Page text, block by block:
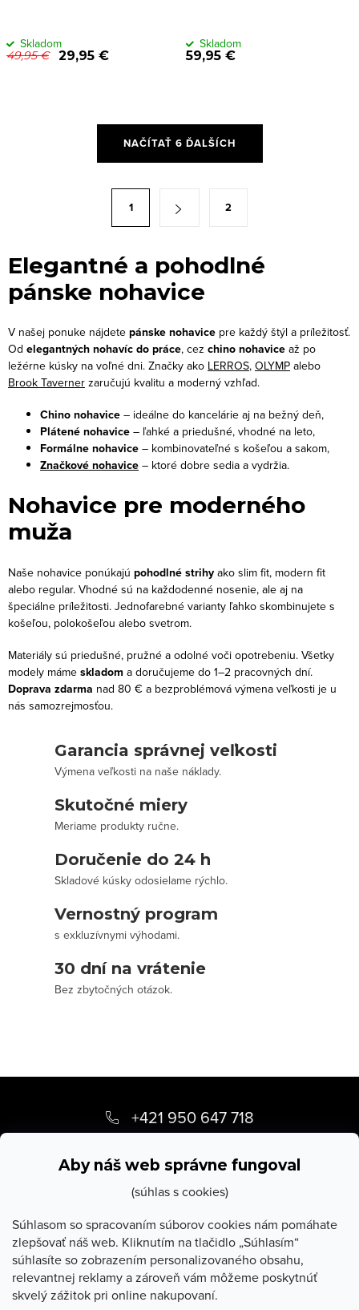
Aby náš web správne fungoval
(súhlas s cookies)
Súhlasom so spracovaním súborov cookies nám pomáhate
zlepšovať náš web. Kliknutím na tlačidlo „Súhlasím“
súhlasíte so zobrazením personalizovaného obsahu,
relevantnej reklamy a zároveň vám môžeme poskytnúť
skvelý zážitok pri online nakupovaní.
49,95 € 29,95 €
Skladom
59,95 €
Skladom
c
i
e
r
v
k
s
u
NAČÍTAŤ 6 ĎALŠÍCH
á
n
k
o
v
a
n
1 2
Elegantné a pohodlné
pánske nohavice
V našej ponuke nájdete pánske nohavice pre každý štýl a príležitosť.
Od elegantných nohavíc do práce, cez chino nohavice až po
ležérne kúsky na voľné dni. Značky ako LERROS, OLYMP alebo
Brook Taverner zaručujú kvalitu a moderný vzhľad.
Chino nohavice – ideálne do kancelárie aj na bežný deň,
Plátené nohavice – ľahké a priedušné, vhodné na leto,
Formálne nohavice – kombinovateľné s košeľou a sakom,
Značkové nohavice – ktoré dobre sedia a vydržia.
Nohavice pre moderného
muža
Naše nohavice ponúkajú pohodlné strihy ako slim fit, modern fit
alebo regular. Vhodné sú na každodenné nosenie, ale aj na
špeciálne príležitosti. Jednofarebné varianty ľahko skombinujete s
košeľou, polokošeľou alebo svetrom.
Materiály sú priedušné, pružné a odolné voči opotrebeniu. Všetky
modely máme skladom a doručujeme do 1–2 pracovných dní.
Doprava zdarma nad 80 € a bezproblémová výmena veľkosti je u
nás samozrejmosťou.
Garancia správnej veľkosti
Výmena veľkosti na naše náklady.
Skutočné miery
Meriame produkty ručne.
Doručenie do 24 h
Skladové kúsky odosielame rýchlo.
Vernostný program
s exkluzívnymi výhodami.
30 dní na vrátenie
Bez zbytočných otázok.
p
+421 950 647 718
O Stevula